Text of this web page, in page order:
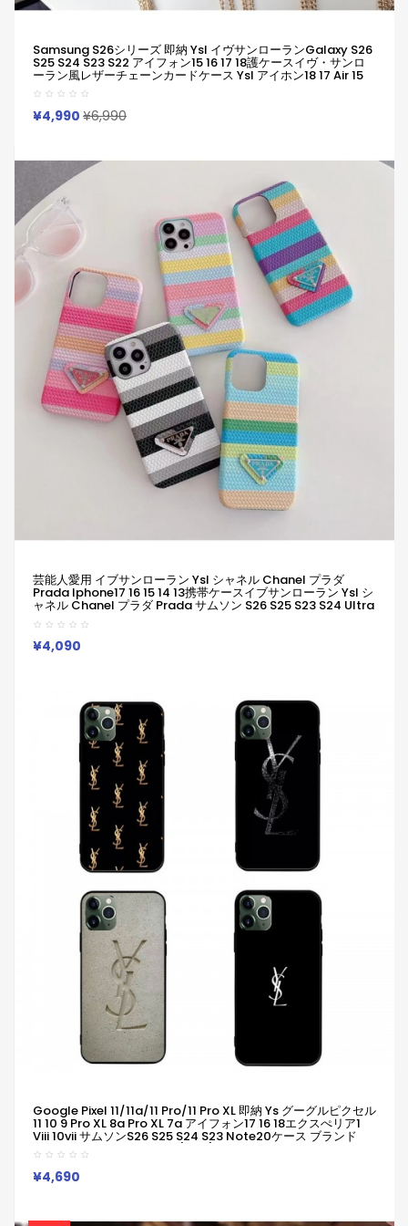
Samsung S26シリーズ 即納 Ysl イヴサンローランGalaxy S26
S25 S24 S23 S22 アイフォン15 16 17 18護ケースイヴ・サンロ
ーラン風レザーチェーンカードケース Ysl アイホン18 17 Air 15
14 13 Pro サムソン S23 S24 S25 S26 S22 S21 UltraケースYsl
イヴサンローラン Iphone17 15 14 11 12 13 Pro Maxブランド ス
マホケース
¥4,990 ¥6,990
芸能人愛用 イブサンローラン Ysl シャネル Chanel プラダ
Prada Iphone17 16 15 14 13携帯ケースイブサンローラン Ysl シ
ャネル Chanel プラダ Prada サムソン S26 S25 S23 S24 Ultra
カバーアイホン17 16 14 15 Pro Max ケース
¥4,090
Google Pixel 11/11a/11 Pro/11 Pro XL 即納 Ys グーグルピクセル
11 10 9 Pro XL 8a Pro XL 7a アイフォン17 16 18エクスぺリア1
Viii 10vii サムソンs26 S25 S24 S23 Note20ケース ブランド
Galaxy A55 A54 A36 S26/S25/S24 Ultraケース イヴサンロ
ーラン グーグルピクセル11 10a 9a 8a Pro 7a 6/7/6a/ブランド
ケース
¥4,690